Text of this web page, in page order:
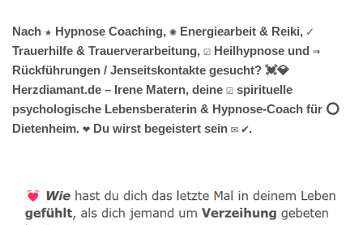
Nach ★ Hypnose Coaching, ✺ Energiearbeit & Reiki, ✓
Trauerhilfe & Trauerverarbeitung, ☑️ Heilhypnose und ⇒
Rückführungen / Jenseitskontakte gesucht? 💓️💎
Herzdiamant.de – Irene Matern, deine ☑️ spirituelle
psychologische Lebensberaterin & Hypnose-Coach für ⭕
Dietenheim. ❤ Du wirst begeistert sein ✉ ✔.